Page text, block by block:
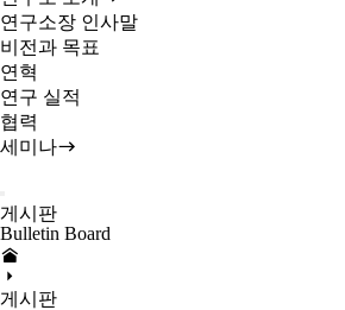
연구소장 인사말
비전과 목표
연혁
연구 실적
협력
세미나
게시판
Bulletin Board
게시판